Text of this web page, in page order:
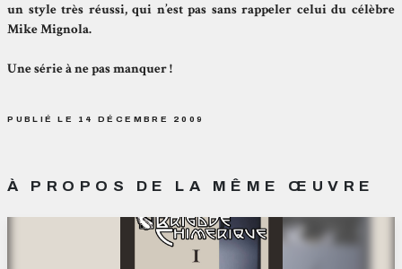
un style très réussi, qui n’est pas sans rappeler celui du célèbre
Mike Mignola.
Une série à ne pas manquer !
PUBLIÉ LE 14 DÉCEMBRE 2009
À PROPOS DE LA MÊME ŒUVRE